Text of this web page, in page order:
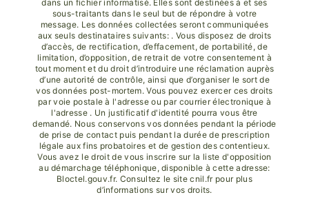
dans un fichier informatisé. Elles sont destinées à et ses
sous-traitants dans le seul but de répondre à votre
message. Les données collectées seront communiquées
aux seuls destinataires suivants: . Vous disposez de droits
d’accès, de rectification, d’effacement, de portabilité, de
limitation, d’opposition, de retrait de votre consentement à
tout moment et du droit d’introduire une réclamation auprès
d’une autorité de contrôle, ainsi que d’organiser le sort de
vos données post-mortem. Vous pouvez exercer ces droits
par voie postale à l'adresse ou par courrier électronique à
l'adresse . Un justificatif d'identité pourra vous être
demandé. Nous conservons vos données pendant la période
de prise de contact puis pendant la durée de prescription
légale aux fins probatoires et de gestion des contentieux.
Vous avez le droit de vous inscrire sur la liste d'opposition
au démarchage téléphonique, disponible à cette adresse:
Bloctel.gouv.fr. Consultez le site cnil.fr pour plus
d’informations sur vos droits.